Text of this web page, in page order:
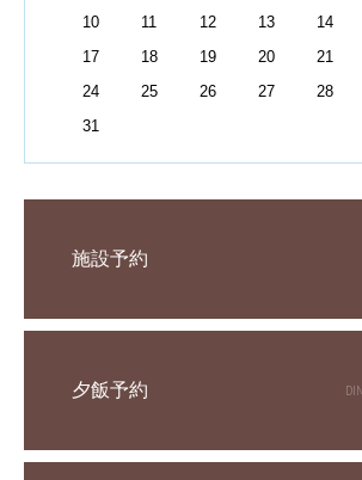
10
11 12 13 14
17
18 19 20 21
24
25 26 27 28
31
施設予約
夕飯予約